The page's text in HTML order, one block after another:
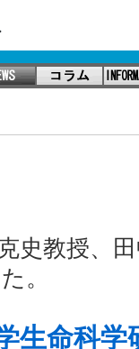
史教授、
。
生命科学